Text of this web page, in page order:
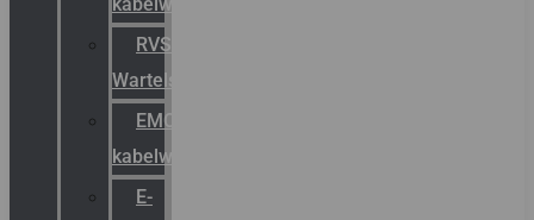
RVS
Wartels
EMC
kabelwartels
E-